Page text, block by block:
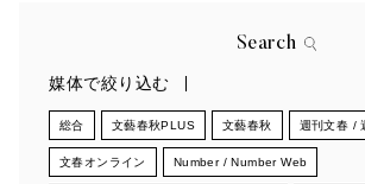
Search
媒体で絞り込む
総合 文藝春秋PLUS 文藝春秋 週刊文春 /
文春オンライン Number / Number Web